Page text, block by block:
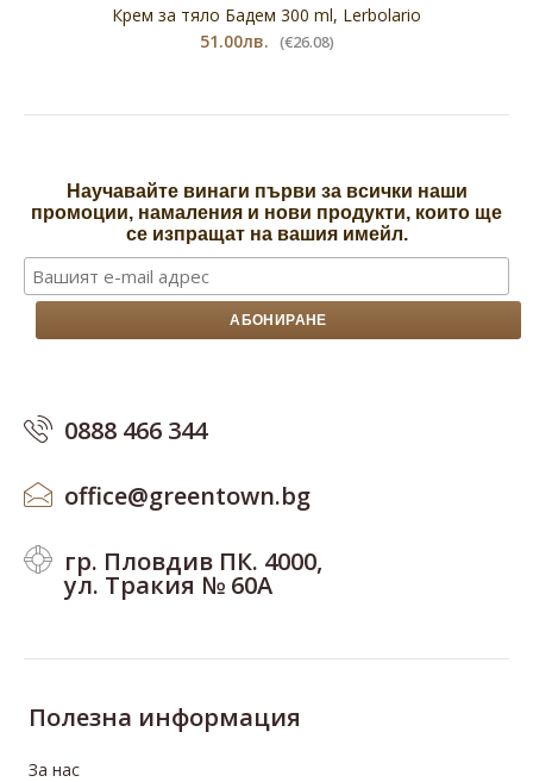
Крем за тяло Бадем 300 ml, Lerbolario
51.00лв. (€26.08)
Научавайте винаги първи за всички наши
промоции, намаления и нови продукти, които ще
се изпращат на вашия имейл.
0888 466 344
office@greentown.bg
гр. Пловдив ПК. 4000,
ул. Тракия № 60А
Полезна информация
За нас